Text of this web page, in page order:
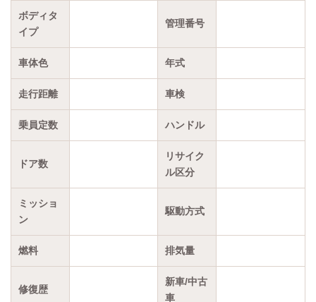
ボディタ
イプ
管理番号
車体色 年式
走行距離 車検
乗員定数 ハンドル
ドア数
リサイク
ル区分
ミッショ
ン
駆動方式
燃料 排気量
修復歴
新車/中古
車